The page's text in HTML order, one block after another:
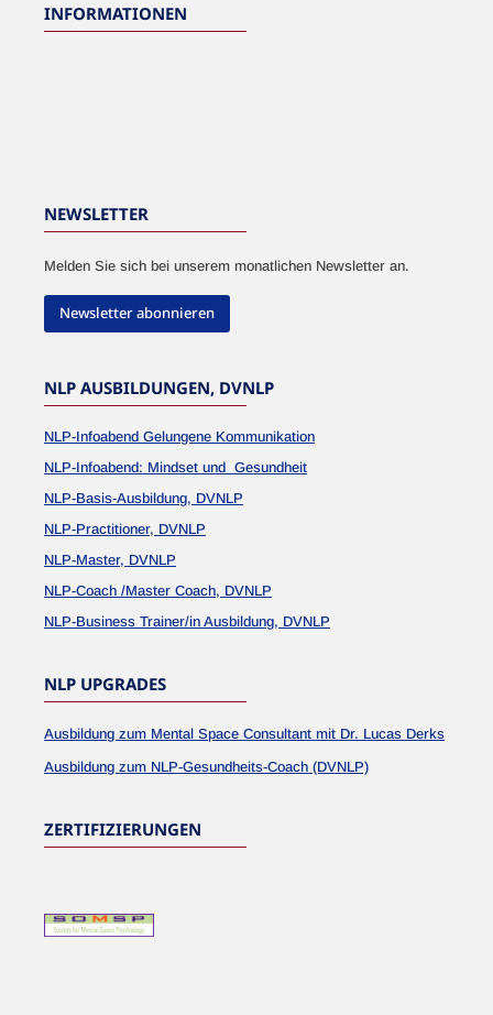
INFORMATIONEN
NEWSLETTER
Melden Sie sich bei unserem monatlichen Newsletter an.
Newsletter abonnieren
NLP AUSBILDUNGEN, DVNLP
NLP-Infoabend Gelungene Kommunikation
NLP-Infoabend: Mindset und Gesundheit
NLP-Basis-Ausbildung, DVNLP
NLP-Practitioner, DVNLP
NLP-Master, DVNLP
NLP-Coach /Master Coach, DVNLP
NLP-Business Trainer/in Ausbildung, DVNLP
NLP UPGRADES
Ausbildung zum Mental Space Consultant mit Dr. Lucas Derks
Ausbildung zum NLP-Gesundheits-Coach (DVNLP)
ZERTIFIZIERUNGEN